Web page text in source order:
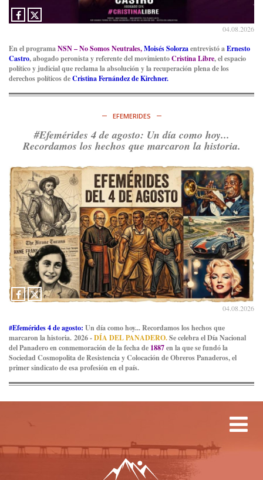
04.08.2026
En el programaNSN – No Somos Neutrales,Moisés Solorzaentrevistó aErnesto
Castro, abogado peronista y referente del movimientoCristina Libre, el espacio
político y judicial que reclama la absolución y la recuperación plena de los
derechos políticos deCristina Fernández de Kirchner.
EFEMERIDES
#Efemérides 4 de agosto: Un día como hoy...
Recordamos los hechos que marcaron la historia.
04.08.2026
#Efemérides 4 de agosto: Un día como hoy... Recordamos los hechos que
marcaron la historia. 2026 -DÍA DEL PANADERO.Se celebra el Día Nacional
del Panadero en conmemoración de la fecha de 1887en la que se fundó la
Sociedad Cosmopolita de Resistencia y Colocación de Obreros Panaderos, el
primer sindicato de esa profesión en el país.